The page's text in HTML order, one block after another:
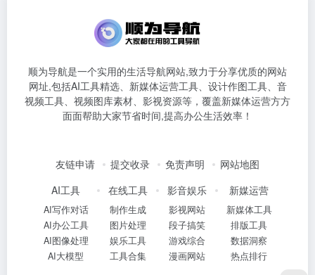
顺为导航是一个实用的生活导航网站,致力于分享优质的网站
网址,包括AI工具精选、新媒体运营工具、设计作图工具、音
视频工具、视频图库素材、影视资源等，覆盖新媒体运营方方
面面帮助大家节省时间,提高办公生活效率！
友链申请 提交收录 免责声明
网站地图
AI工具
AI写作对话
AI办公工具
AI图像处理
AI大模型
在线工具
制作生成
图片处理
娱乐工具
工具合集
影音娱乐
影视网站
段子搞笑
游戏综合
漫画网站
新媒运营
新媒体工具
排版工具
数据洞察
热点排行